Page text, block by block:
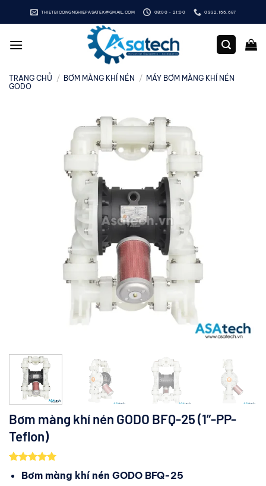
qua
dung
THIETBICONGNGHIEPASATEK@GMAIL.COM 08:00 - 21:00 0932.155.687
TRANG CHỦ / BƠM MÀNG KHÍ NÉN / MÁY BƠM MÀNG KHÍ NÉN
GODO
Bơm màng khí nén GODO BFQ-25 (1”-PP-
Teflon)
5.00trên 5
dựa trên
Bơm màng khí nén GODO BFQ-25